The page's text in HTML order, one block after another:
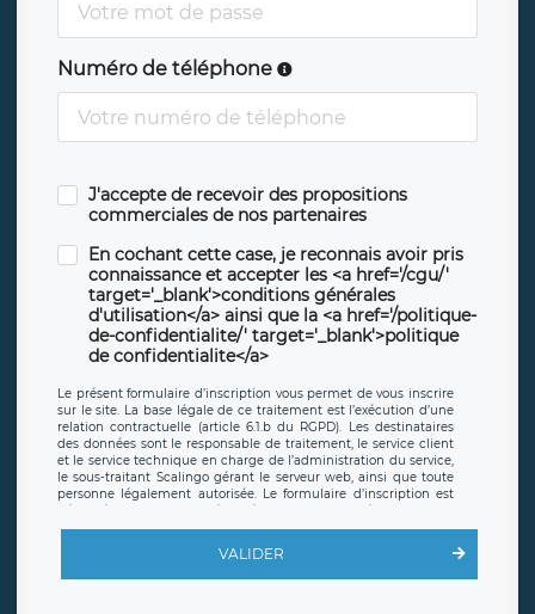
Numéro de téléphone
J'accepte de recevoir des propositions
commerciales de nos partenaires
En cochant cette case, je reconnais avoir pris
connaissance et accepter les <a href='/cgu/'
target='_blank'>conditions générales
d'utilisation</a> ainsi que la <a href='/politique-
de-confidentialite/' target='_blank'>politique
de confidentialite</a>
Le présent formulaire d’inscription vous permet de vous inscrire
sur le site. La base légale de ce traitement est l’exécution d’une
relation contractuelle (article 6.1.b du RGPD). Les destinataires
des données sont le responsable de traitement, le service client
et le service technique en charge de l’administration du service,
le sous-traitant Scalingo gérant le serveur web, ainsi que toute
personne légalement autorisée. Le formulaire d’inscription est
offrant desclauses de protection conformes au RGPD. Les
en sollicite la suppression, étant entendu que vous pouvez
demander la suppression de vos données et retirer votre
VALIDER